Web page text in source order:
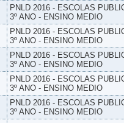
PNLD 2016 - ESCOLAS
3º ANO - ENSINO MEDIO
PNLD 2016 - ESCOLAS
3º ANO - ENSINO MEDIO
PNLD 2016 - ESCOLAS
3º ANO - ENSINO MEDIO
PNLD 2016 - ESCOLAS
3º ANO - ENSINO MEDIO
PNLD 2016 - ESCOLAS
3º ANO - ENSINO MEDIO